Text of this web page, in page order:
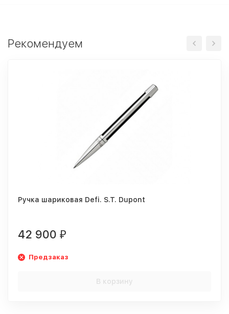
Рекомендуем
Ручка шариковая Defi. S.T. Dupont
42 900 ₽
Предзаказ
В корзину